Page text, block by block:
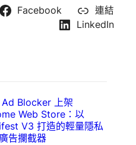
Facebook
連結
LinkedIn
Blocker 上架
Web Store：以
V3 打造的輕量隱私
告攔截器